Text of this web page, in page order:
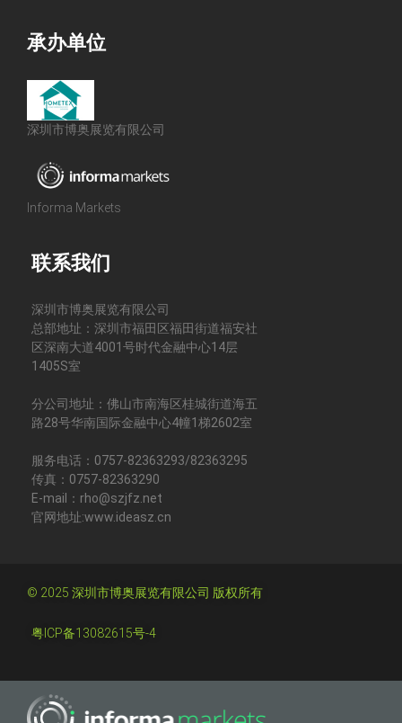
承办单位
深圳市博奥展览有限公司
Informa Markets
联系我们
深圳市博奥展览有限公司
总部地址：深圳市福田区福田街道福安社
区深南大道4001号时代金融中心14层
1405S室
分公司地址：佛山市南海区桂城街道海五
路28号华南国际金融中心4幢1梯2602室
服务电话：0757-82363293/82363295
传真：0757-82363290
E-mail：rho@szjfz.net
官网地址:www.ideasz.cn
© 2025 深圳市博奥展览有限公司 版权所有
粤ICP备13082615号-4